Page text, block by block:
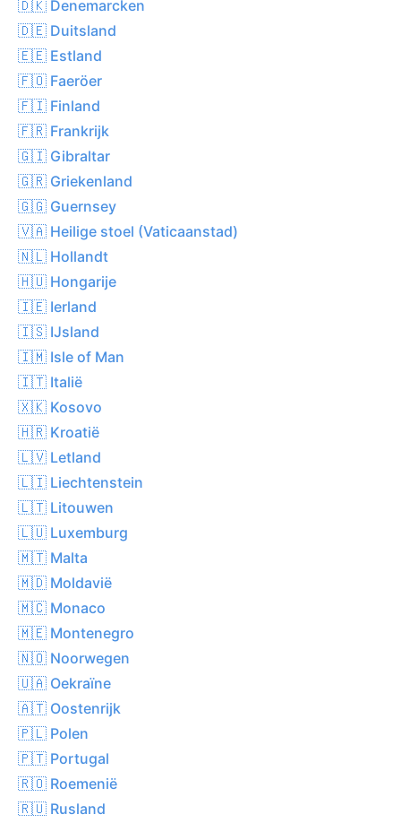
🇩🇰 Denemarcken
🇩🇪 Duitsland
🇪🇪 Estland
🇫🇴 Faeröer
🇫🇮 Finland
🇫🇷 Frankrijk
🇬🇮 Gibraltar
🇬🇷 Griekenland
🇬🇬 Guernsey
🇻🇦 Heilige stoel (Vaticaanstad)
🇳🇱 Hollandt
🇭🇺 Hongarije
🇮🇪 Ierland
🇮🇸 IJsland
🇮🇲 Isle of Man
🇮🇹 Italië
🇽🇰 Kosovo
🇭🇷 Kroatië
🇱🇻 Letland
🇱🇮 Liechtenstein
🇱🇹 Litouwen
🇱🇺 Luxemburg
🇲🇹 Malta
🇲🇩 Moldavië
🇲🇨 Monaco
🇲🇪 Montenegro
🇳🇴 Noorwegen
🇺🇦 Oekraïne
🇦🇹 Oostenrijk
🇵🇱 Polen
🇵🇹 Portugal
🇷🇴 Roemenië
🇷🇺 Rusland